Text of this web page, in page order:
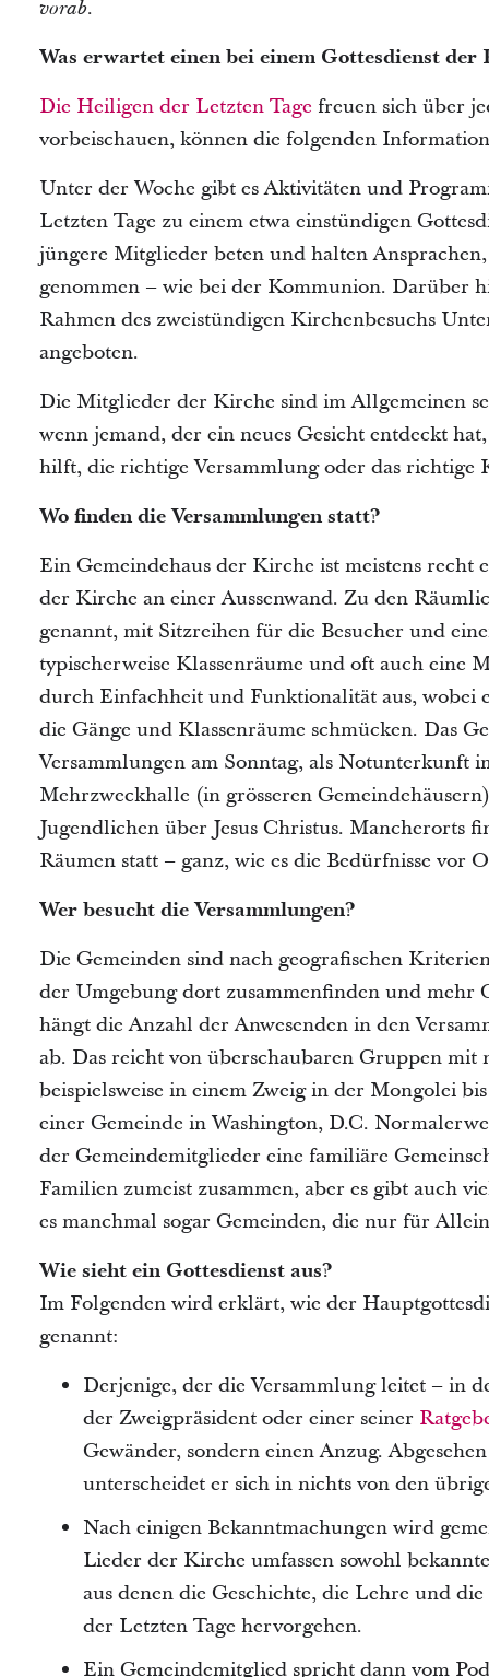
vorab.
Was erwartet einen bei einem Gottesdienst der
Die Heiligen der Letzten Tage freuen sich über
vorbeischauen, können die folgenden
Unter der Woche gibt es Aktivitäten und
Letzten Tage zu einem etwa einstündigen
jüngere Mitglieder beten und halten
genommen – wie bei der Kommunion. Darüber
Rahmen des zweistündigen Kirchenbesuchs
angeboten.
Die Mitglieder der Kirche sind im Allgemeinen
wenn jemand, der ein neues Gesicht entdeckt
hilft, die richtige Versammlung oder das richtige
Wo finden die Versammlungen statt?
Ein Gemeindehaus der Kirche ist meistens recht
der Kirche an einer Aussenwand. Zu den
genannt, mit Sitzreihen für die Besucher und
typischerweise Klassenräume und oft auch eine
durch Einfachheit und Funktionalität aus, wobei
die Gänge und Klassenräume schmücken. Das
Versammlungen am Sonntag, als
Mehrzweckhalle (in grösseren
Jugendlichen über Jesus Christus. Mancherorts
Räumen statt – ganz, wie es die Bedürfnisse vor
Wer besucht die Versammlungen?
Die Gemeinden sind nach geografischen
der Umgebung dort zusammenfinden und mehr
hängt die Anzahl der Anwesenden in den
ab. Das reicht von überschaubaren Gruppen
beispielsweise in einem Zweig in der Mongolei
einer Gemeinde in Washington, D.C.
der Gemeindemitglieder eine familiäre
Familien zumeist zusammen, aber es gibt auch
es manchmal sogar Gemeinden, die nur für
Wie sieht ein Gottesdienst aus?
Im Folgenden wird erklärt, wie der
genannt:
Derjenige, der die Versammlung leitet – in
der Zweigpräsident oder einer seiner
Gewänder, sondern einen Anzug.
unterscheidet er sich in nichts von den
Nach einigen Bekanntmachungen wird
Lieder der Kirche umfassen sowohl
aus denen die Geschichte, die Lehre und
der Letzten Tage hervorgehen.
Ein Gemeindemitglied spricht dann vom